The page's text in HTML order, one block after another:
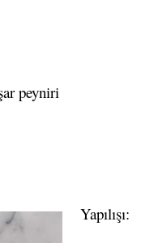
peyniri
Yapılışı: